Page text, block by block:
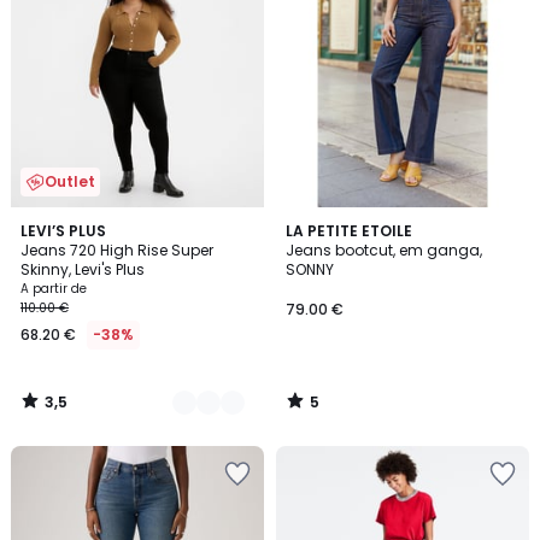
Outlet
LEVI’S PLUS
Jeans 720 High Rise Super
Skinny, Levi's Plus
A partir de
110.00 €
68.20 € -38%
3,5
/ 5
2
Cores
3,5
/
LA PETITE ETOILE
Jeans bootcut, em ganga,
SONNY
79.00 €
5
/
5
5
/